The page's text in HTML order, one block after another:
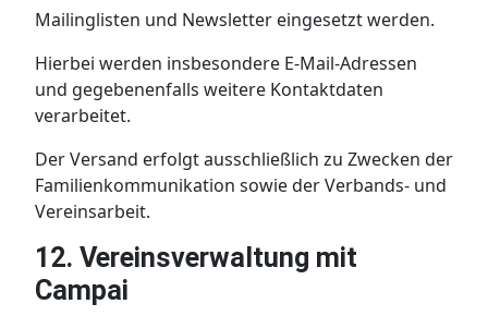
Mailinglisten und Newsletter eingesetzt werden.
Hierbei werden insbesondere E-Mail-Adressen
und gegebenenfalls weitere Kontaktdaten
verarbeitet.
Der Versand erfolgt ausschließlich zu Zwecken der
Familienkommunikation sowie der Verbands- und
Vereinsarbeit.
12. Vereinsverwaltung mit
Campai